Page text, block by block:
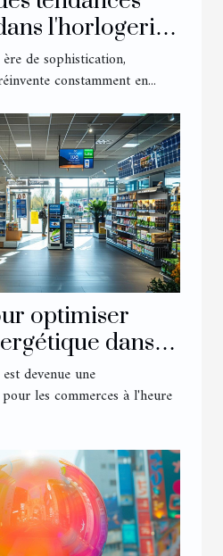
l'horlogerie
de sophistication,
constamment en...
optimiser
dans
devenue une
les commerces à l'heure